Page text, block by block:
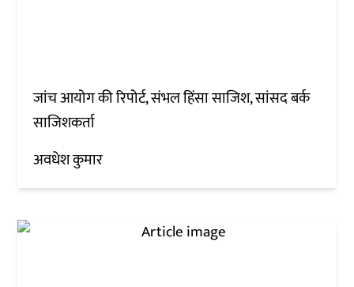
जांच आयोग की रिपोर्ट, संभल हिंसा साजिश, सांसद बर्क
साजिशकर्ता
अवधेश कुमार